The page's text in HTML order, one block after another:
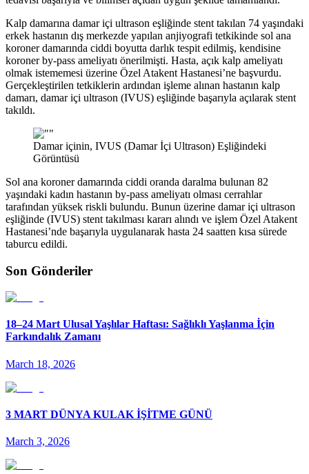
Kalp damarına damar içi ultrason eşliğinde stent takılan 74 yaşındaki
erkek hastanın dış merkezde yapılan anjiyografi tetkikinde sol ana
koroner damarında ciddi boyutta darlık tespit edilmiş, kendisine
koroner by-pass ameliyatı önerilmişti. Hasta, açık kalp ameliyatı
olmak istememesi üzerine Özel Atakent Hastanesi’ne başvurdu.
Gerçekleştirilen tetkiklerin ardından işleme alınan hastanın kalp
damarı, damar içi ultrason (IVUS) eşliğinde başarıyla açılarak stent
takıldı.
Damar içinin, IVUS (Damar İçi Ultrason) Eşliğindeki
Görüntüsü
Sol ana koroner damarında ciddi oranda daralma bulunan 82
yaşındaki kadın hastanın by-pass ameliyatı olması cerrahlar
tarafından yüksek riskli bulundu. Bunun üzerine damar içi ultrason
eşliğinde (IVUS) stent takılması kararı alındı ve işlem Özel Atakent
Hastanesi’nde başarıyla uygulanarak hasta 24 saatten kısa sürede
taburcu edildi.
Son Gönderiler
18–24 Mart Ulusal Yaşlılar Haftası: Sağlıklı Yaşlanma İçin
Farkındalık Zamanı
March 18, 2026
3 MART DÜNYA KULAK İŞİTME GÜNÜ
March 3, 2026